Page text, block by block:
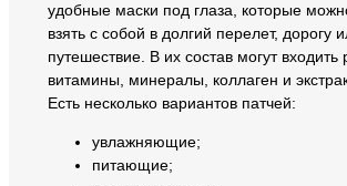
удобные маски под глаза, которые
взять с собой в долгий перелет, дорогу
путешествие. В их состав могут входить
витамины, минералы, коллаген и
Есть несколько вариантов патчей:
увлажняющие;
питающие;